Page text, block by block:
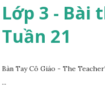
Lớp 3 - Bài
Tuần 21
Bàn Tay Cô Giáo - The
...